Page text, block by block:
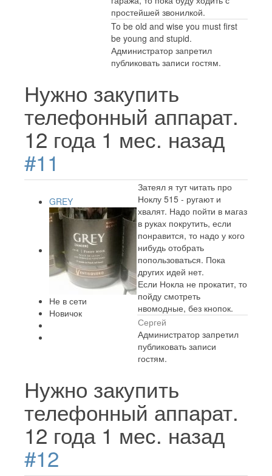
простейшей звонилкой.
To be old and wise you must first
be young and stupid.
Администратор запретил
публиковать записи гостям.
Нужно закупить
телефонный аппарат.
12 года 1 мес. назад
#11
GREY
Не в сети
Новичок
Затеял я тут читать про
Ноклу 515 - ругают и
хвалят. Надо пойти в магаз
в руках покрутить, если
понравится, то надо у кого
нибудь отобрать
попользоваться. Пока
других идей нет.
Если Нокла не прокатит, то
пойду смотреть
нвомодные, без кнопок.
Сергей
Администратор запретил
публиковать записи
гостям.
Нужно закупить
телефонный аппарат.
12 года 1 мес. назад
#12